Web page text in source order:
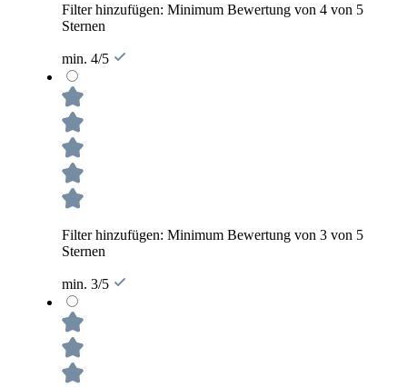
Filter hinzufügen: Minimum Bewertung von 4 von 5
Sternen
min. 4/5
Filter hinzufügen: Minimum Bewertung von 3 von 5
Sternen
min. 3/5